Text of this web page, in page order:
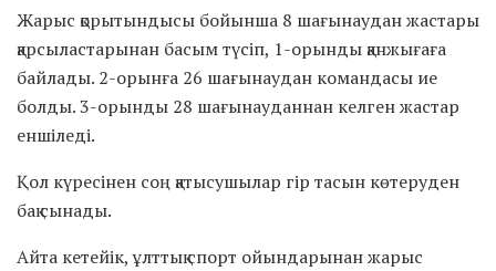
Жарыс қорытындысы бойынша 8 шағынаудан жастары
қарсыластарынан басым түсіп, 1-орынды қанжығаға
байлады. 2-орынға 26 шағынаудан командасы ие
болды. 3-орынды 28 шағынауданнан келген жастар
еншіледі.
Қол күресінен соң қатысушылар гір тасын көтеруден
бақ сынады.
Айта кетейік, ұлттық спорт ойындарынан жарыс